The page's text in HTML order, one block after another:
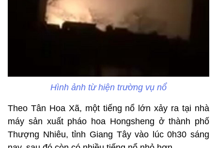
Hình ảnh từ hiện trường vụ nổ
Theo Tân Hoa Xã, một tiếng nổ lớn xảy ra tại nhà
máy sản xuất pháo hoa Hongsheng ở thành phố
Thượng Nhiêu, tỉnh Giang Tây vào lúc 0h30 sáng